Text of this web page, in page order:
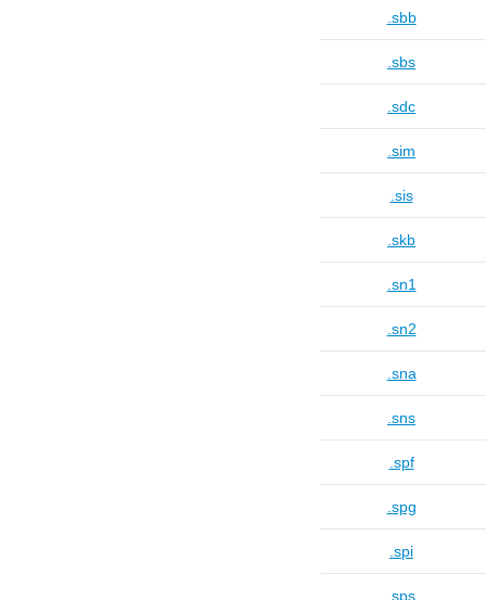
.sbb
.sbs
.sdc
.sim
.sis
.skb
.sn1
.sn2
.sna
.sns
.spf
.spg
.spi
.sps